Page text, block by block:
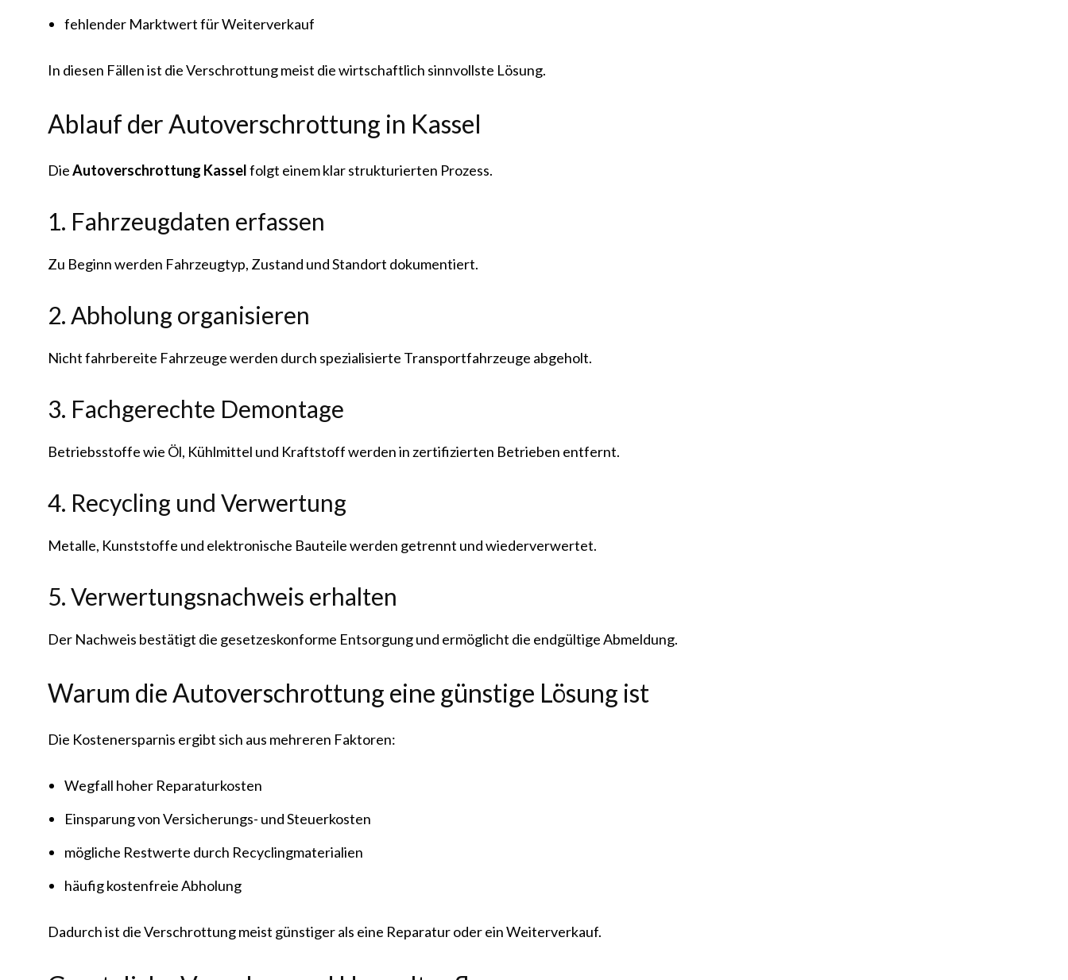
fehlender Marktwert für Weiterverkauf
In diesen Fällen ist die Verschrottung meist die wirtschaftlich sinnvollste Lösung.
Ablauf der Autoverschrottung in Kassel
DieAutoverschrottung Kasselfolgt einem klar strukturierten Prozess.
1. Fahrzeugdaten erfassen
Zu Beginn werden Fahrzeugtyp, Zustand und Standort dokumentiert.
2. Abholung organisieren
Nicht fahrbereite Fahrzeuge werden durch spezialisierte Transportfahrzeuge abgeholt.
3. Fachgerechte Demontage
Betriebsstoffe wie Öl, Kühlmittel und Kraftstoff werden in zertifizierten Betrieben entfernt.
4. Recycling und Verwertung
Metalle, Kunststoffe und elektronische Bauteile werden getrennt und wiederverwertet.
5. Verwertungsnachweis erhalten
Der Nachweis bestätigt die gesetzeskonforme Entsorgung und ermöglicht die endgültige Abmeldung.
Warum die Autoverschrottung eine günstige Lösung ist
Die Kostenersparnis ergibt sich aus mehreren Faktoren:
Wegfall hoher Reparaturkosten
Einsparung von Versicherungs- und Steuerkosten
mögliche Restwerte durch Recyclingmaterialien
häufig kostenfreie Abholung
Dadurch ist die Verschrottung meist günstiger als eine Reparatur oder ein Weiterverkauf.